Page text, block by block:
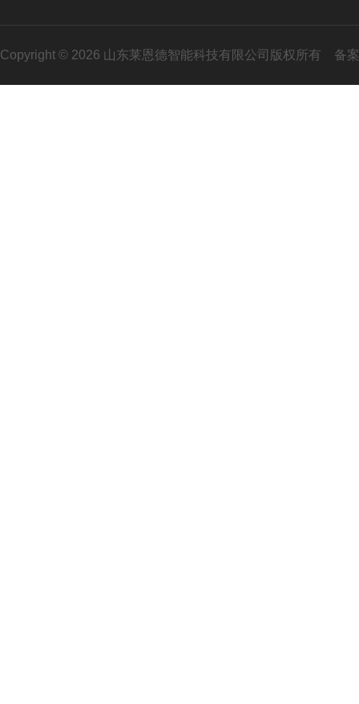
Copyright © 2026 山东莱恩德智能科技有限公司版权所有 备